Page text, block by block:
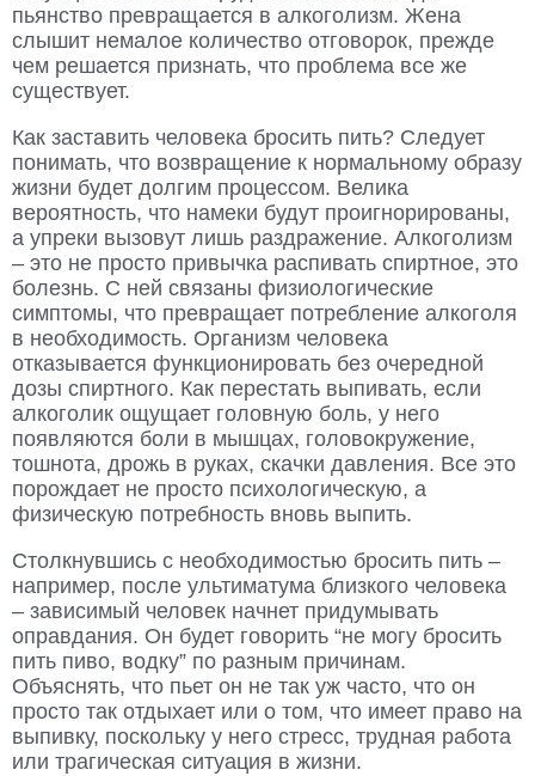
пьянство превращается в алкоголизм. Жена
слышит немалое количество отговорок, прежде
чем решается признать, что проблема все же
существует.
Как заставить человека бросить пить? Следует
понимать, что возвращение к нормальному образу
жизни будет долгим процессом. Велика
вероятность, что намеки будут проигнорированы,
а упреки вызовут лишь раздражение. Алкоголизм
– это не просто привычка распивать спиртное, это
болезнь. С ней связаны физиологические
симптомы, что превращает потребление алкоголя
в необходимость. Организм человека
отказывается функционировать без очередной
дозы спиртного. Как перестать выпивать, если
алкоголик ощущает головную боль, у него
появляются боли в мышцах, головокружение,
тошнота, дрожь в руках, скачки давления. Все это
порождает не просто психологическую, а
физическую потребность вновь выпить.
Столкнувшись с необходимостью бросить пить –
например, после ультиматума близкого человека
– зависимый человек начнет придумывать
оправдания. Он будет говорить “не могу бросить
пить пиво, водку” по разным причинам.
Объяснять, что пьет он не так уж часто, что он
просто так отдыхает или о том, что имеет право на
выпивку, поскольку у него стресс, трудная работа
или трагическая ситуация в жизни.